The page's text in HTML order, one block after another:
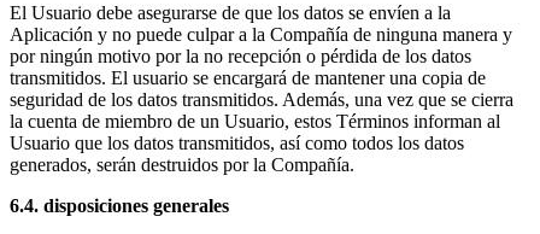
El Usuario debe asegurarse de que los datos se envíen a la
Aplicación y no puede culpar a la Compañía de ninguna manera y
por ningún motivo por la no recepción o pérdida de los datos
transmitidos. El usuario se encargará de mantener una copia de
seguridad de los datos transmitidos. Además, una vez que se cierra
la cuenta de miembro de un Usuario, estos Términos informan al
Usuario que los datos transmitidos, así como todos los datos
generados, serán destruidos por la Compañía.
6.4. disposiciones generales